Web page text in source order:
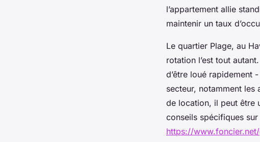
l’appartement allie
maintenir un taux
Le quartier Plage, au
rotation l’est tout
d’être loué rapidement
secteur, notamment les
de location, il peut être
conseils spécifiques
https://